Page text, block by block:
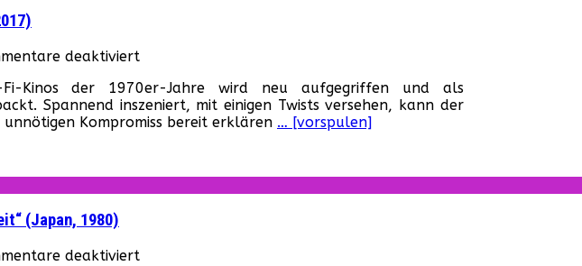
deaktiviert
happened
to
Monday?“
Fi-Kinos der 1970er-Jahre wird neu aufgegriffen und als
Spannend inszeniert, mit einigen Twists versehen, kann der
Kompromiss bereit erklären … [vorspulen]
(Japan, 1980)
deaktiviertfür